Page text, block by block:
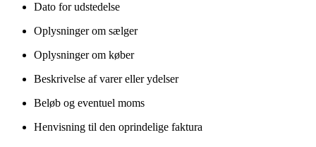
Dato for udstedelse
Oplysninger om sælger
Oplysninger om køber
Beskrivelse af varer eller ydelser
Beløb og eventuel moms
Henvisning til den oprindelige faktura